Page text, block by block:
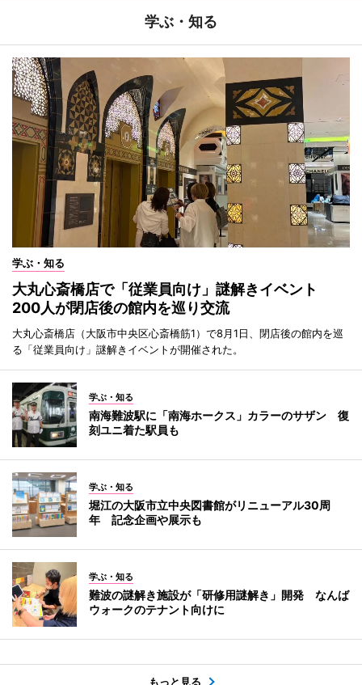
学ぶ・知る
学ぶ・知る
大丸心斎橋店で「従業員向け」謎解きイベント
200人が閉店後の館内を巡り交流
大丸心斎橋店（大阪市中央区心斎橋筋1）で8月1日、閉店後の館内を巡
る「従業員向け」謎解きイベントが開催された。
学ぶ・知る
南海難波駅に「南海ホークス」カラーのサザン 復
刻ユニ着た駅員も
学ぶ・知る
堀江の大阪市立中央図書館がリニューアル30周
年 記念企画や展示も
学ぶ・知る
難波の謎解き施設が「研修用謎解き」開発 なんば
ウォークのテナント向けに
もっと見る